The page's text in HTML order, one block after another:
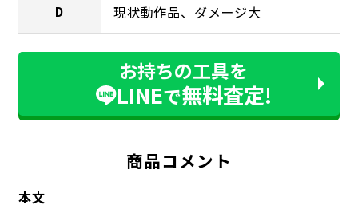
D 現状動作品、ダメージ大
お持ちの工具を
LINEで無料査定!
商品コメント
本文